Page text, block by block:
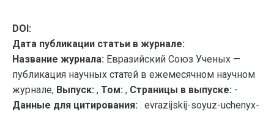
DOI:
Дата публикации статьи в журнале:
Название журнала: Евразийский Союз Ученых —
публикация научных статей в ежемесячном научном
журнале, Выпуск: , Том: , Страницы в выпуске: -
Данные для цитирования: . evrazijskij-soyuz-uchenyx-